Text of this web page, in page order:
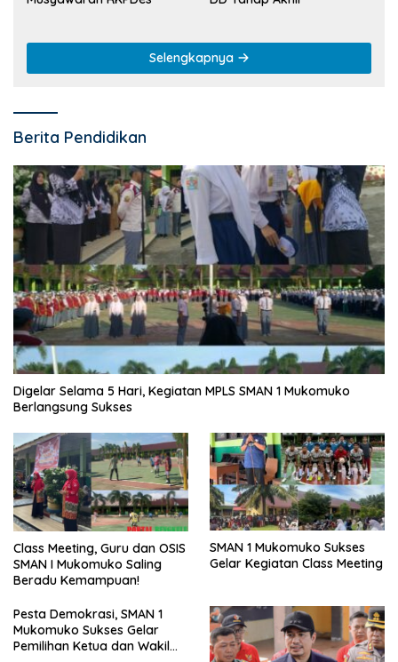
Selengkapnya
Berita Pendidikan
Digelar Selama 5 Hari, Kegiatan MPLS SMAN 1 Mukomuko
Berlangsung Sukses
Class Meeting, Guru dan OSIS
SMAN I Mukomuko Saling
Beradu Kemampuan!
SMAN 1 Mukomuko Sukses
Gelar Kegiatan Class Meeting
Pesta Demokrasi, SMAN 1
Mukomuko Sukses Gelar
Pemilihan Ketua dan Wakil